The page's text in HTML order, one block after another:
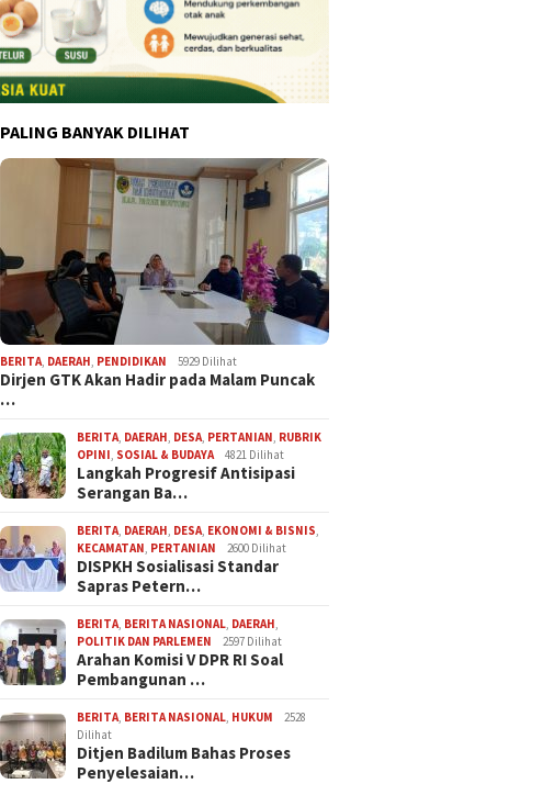
PALING BANYAK DILIHAT
BERITA DAERAH PENDIDIKAN 5929 Dilihat
Dirjen GTK Akan Hadir pada Malam Puncak
…
BERITA DAERAH DESA PERTANIAN RUBRIK
OPINI SOSIAL & BUDAYA 4821 Dilihat
Langkah Progresif Antisipasi
Serangan Ba…
BERITA DAERAH DESA EKONOMI & BISNIS
KECAMATAN PERTANIAN 2600 Dilihat
DISPKH Sosialisasi Standar
Sapras Petern…
BERITA BERITA NASIONAL DAERAH
POLITIK DAN PARLEMEN
2597 Dilihat
Arahan Komisi V DPR RI Soal
Pembangunan …
BERITA BERITA NASIONAL HUKUM
2528
Dilihat
Ditjen Badilum Bahas Proses
Penyelesaian…